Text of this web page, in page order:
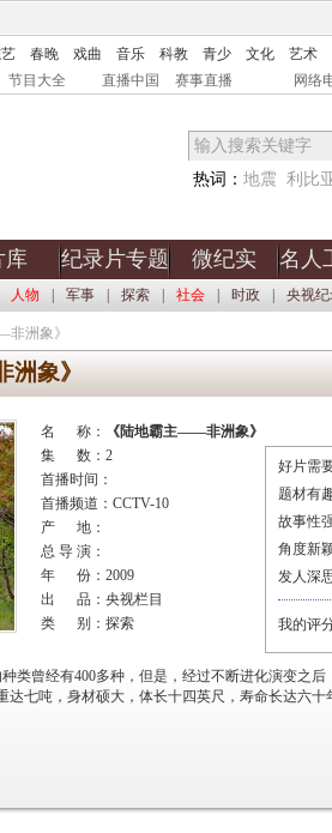
春晚 戏曲 音乐 科教 青少 文化
艺术
节目大全 直播中国 赛事直播 网络
热词： 地震 利比
库 纪录片专题 微纪实 名人
人物 军事 探索 社会 时政 央视
非洲象》
象》
名 称：
《陆地霸主――非洲象》
集 数：2
首播时间：
首播频道：CCTV-10
产 地：
总 导 演：
年 份：2009
出 品：央视栏目
类 别：探索
类曾经有400多种，但是，经过不断进化演变之
达七吨，身材硕大，体长十四英尺，寿命长达六
好片需
题材有
故事性
角度新
发人深
我的评